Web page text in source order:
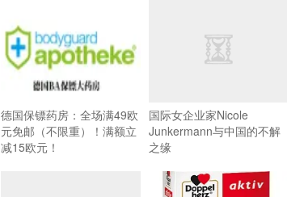
德国保镖药房：全场满49欧
元免邮（不限重）！满额立
减15欧元！
国际女企业家Nicole
Junkermann与中国的不解
之缘